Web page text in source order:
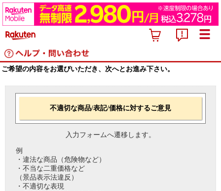
ご希望の内容をお選びいただき、次へとお進み下さい。
不適切な商品/表記/価格に対するご意見
入力フォームへ遷移します。
例
・違法な商品（危険物など）
・不当な二重価格など
（景品表示法違反）
・不適切な表現